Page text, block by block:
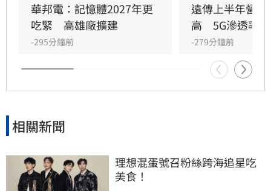
部分長期信仰者看好前景，但隨著禁售條款分批
解禁，市場預期短期內拋售潮將持續衝擊股價。
華邦電：記憶體2027年更
吃緊　高雄廠擴建
-295分鐘前
遠傳上半年營收
高　5G滲透率
-279分鐘前
相關新聞
理想混蛋號召粉絲跨海追星吃
美食！